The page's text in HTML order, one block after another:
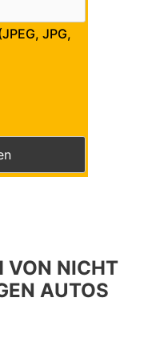
JPG,
leer.
VON NICHT
AUTOS